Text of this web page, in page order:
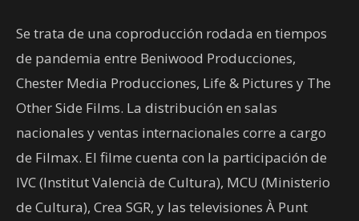
Se trata de una coproducción rodada en tiempos
de pandemia entre Beniwood Producciones,
Chester Media Producciones, Life & Pictures y The
Other Side Films. La distribución en salas
nacionales y ventas internacionales corre a cargo
de Filmax. El filme cuenta con la participación de
IVC (Institut Valencià de Cultura), MCU (Ministerio
de Cultura), Crea SGR, y las televisiones À Punt